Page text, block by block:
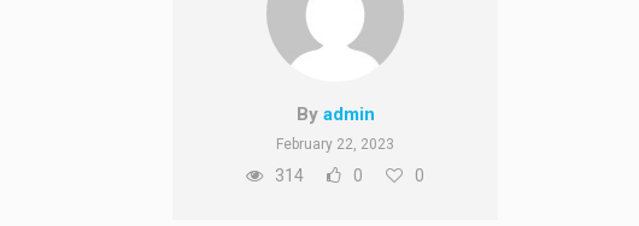
By admin
February 22, 2023
314 0 0